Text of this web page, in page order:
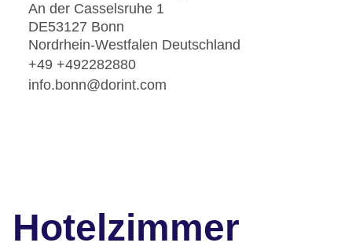
An der Casselsruhe 1
DE53127 Bonn
Nordrhein-Westfalen Deutschland
+49 +492282880
info.bonn@dorint.com
Hotelzimmer